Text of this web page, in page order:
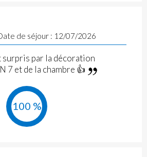
de séjour : 12/07/2026
surpris par la décoration
7 et de la chambre 👍
100 %